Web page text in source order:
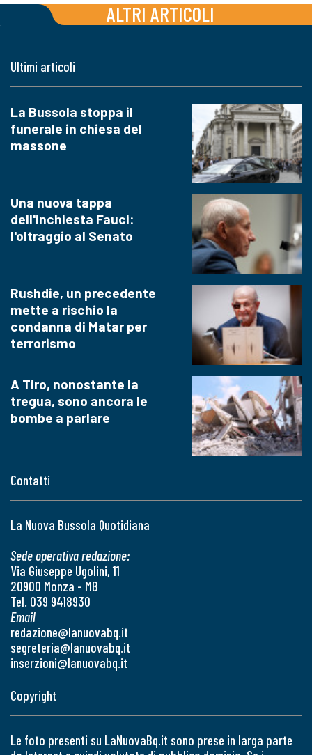
ALTRI ARTICOLI
Contatti
La Nuova Bussola Quotidiana
Sede operativa redazione:
Via Giuseppe Ugolini, 11
20900 Monza - MB
Tel. 039 9418930
Email
redazione@lanuovabq.it
segreteria@lanuovabq.it
inserzioni@lanuovabq.it
Ultimi articoli
La Bussola stoppa il
funerale in chiesa del
massone
Una nuova tappa
dell'inchiesta Fauci:
l'oltraggio al Senato
Rushdie, un precedente
mette a rischio la
condanna di Matar per
terrorismo
A Tiro, nonostante la
tregua, sono ancora le
bombe a parlare
Copyright
Le foto presenti su LaNuovaBq.it sono prese in larga parte